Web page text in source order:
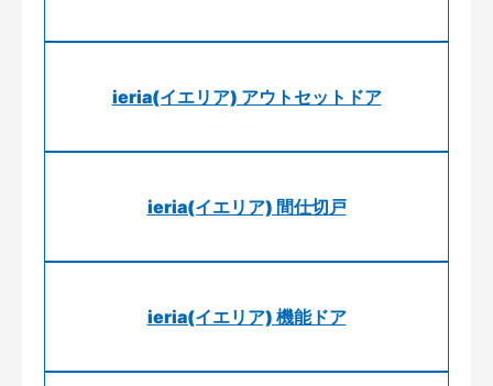
ieria(イエリア) アウトセットドア
ieria(イエリア) 間仕切戸
ieria(イエリア) 機能ドア